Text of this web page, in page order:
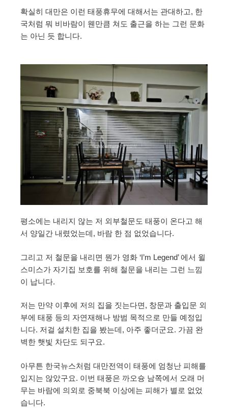
확실히 대만은 이런 태풍휴무에 대해서는 관대하고, 한
국처럼 뭐 비바람이 웬만큼 쳐도 출근을 하는 그런 문화
는 아닌 듯 합니다.
평소에는 내리지 않는 저 외부철문도 태풍이 온다고 해
서 양일간 내렸었는데, 바람 한 점 없었습니다.
그리고 저 철문을 내리면 뭔가 영화 ‘I’m Legend’ 에서 윌
스미스가 자기집 보호를 위해 철문을 내리는 그런 느낌
이 납니다.
저는 만약 이후에 저의 집을 짓는다면, 창문과 출입문 외
부에 태풍 등의 자연재해나 방범 목적으로 만들 예정입
니다. 저걸 설치한 집을 봤는데, 아주 좋더군요. 가끔 완
벽한 햇빛 차단도 되구요.
아무튼 한국뉴스처럼 대만전역이 태풍에 엄청난 피해를
입지는 않았구요. 이번 태풍은 까오슝 남쪽에서 오래 머
무는 바람에 의외로 중북북 이상에는 피해가 별로 없었
습니다.